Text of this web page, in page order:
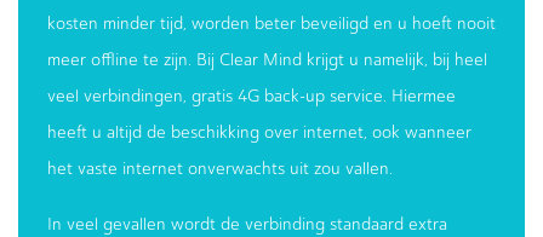
kosten minder tijd, worden beter beveiligd en u hoeft nooit
meer offline te zijn. Bij Clear Mind krijgt u namelijk, bij heel
veel verbindingen, gratis 4G back-up service. Hiermee
heeft u altijd de beschikking over internet, ook wanneer
het vaste internet onverwachts uit zou vallen.
In veel gevallen wordt de verbinding standaard extra